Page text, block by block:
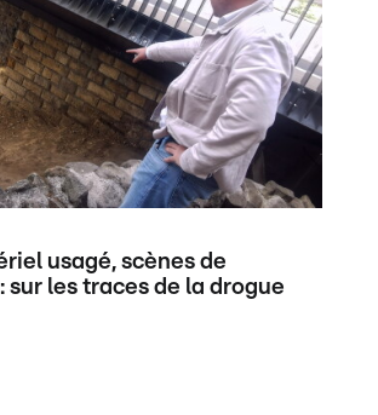
usagé, scènes de
sur les traces de la drogue